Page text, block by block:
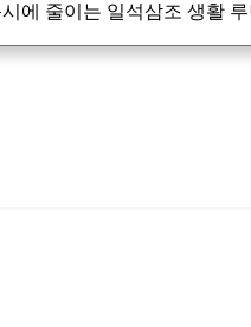
시에 줄이는 일석삼조 생활